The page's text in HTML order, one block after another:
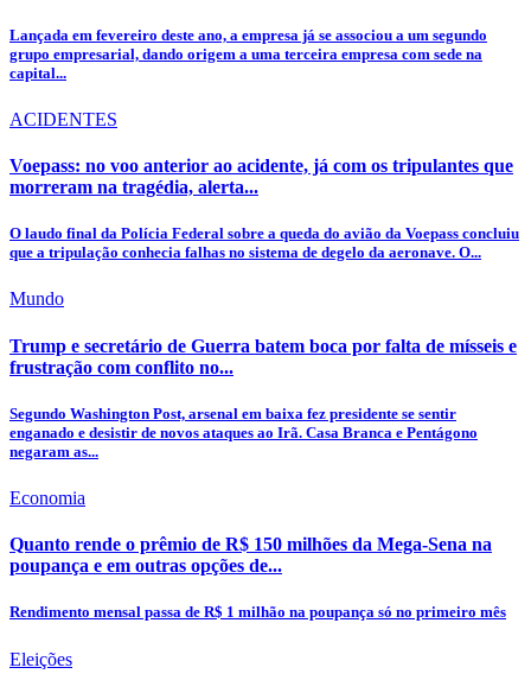
Lançada em fevereiro deste ano, a empresa já se associou a um segundo
grupo empresarial, dando origem a uma terceira empresa com sede na
capital...
ACIDENTES
Voepass: no voo anterior ao acidente, já com os tripulantes que
morreram na tragédia, alerta...
O laudo final da Polícia Federal sobre a queda do avião da Voepass concluiu
que a tripulação conhecia falhas no sistema de degelo da aeronave. O...
Mundo
Trump e secretário de Guerra batem boca por falta de mísseis e
frustração com conflito no...
Segundo Washington Post, arsenal em baixa fez presidente se sentir
enganado e desistir de novos ataques ao Irã. Casa Branca e Pentágono
negaram as...
Economia
Quanto rende o prêmio de R$ 150 milhões da Mega-Sena na
poupança e em outras opções de...
Rendimento mensal passa de R$ 1 milhão na poupança só no primeiro mês
Eleições